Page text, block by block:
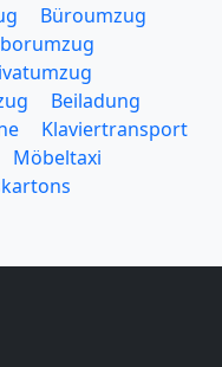
Büroumzug
Beiladung
Klaviertransport
Möbeltaxi